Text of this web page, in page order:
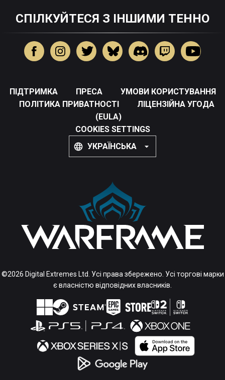
СПІЛКУЙТЕСЯ З ІНШИМИ ТЕННО
ПІДТРИМКА ПРЕСА
УМОВИ КОРИСТУВАННЯ
ПОЛІТИКА ПРИВАТНОСТІ
ЛІЦЕНЗІЙНА УГОДА
(EULA)
COOKIES SETTINGS
УКРАЇНСЬКА
©2026 Digital Extremes Ltd. Усі права збережено. Усі торгові марки
є власністю відповідних власників.